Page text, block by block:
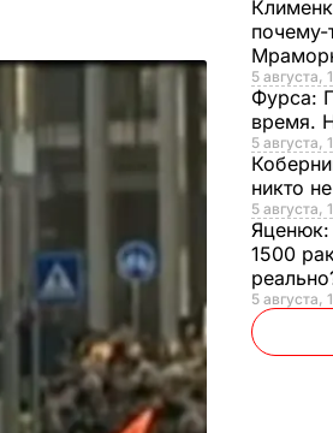
почему-
5 августа,
Фурса:
время.
5 августа,
никто
5 августа,
Яценюк:
1500
5 августа,